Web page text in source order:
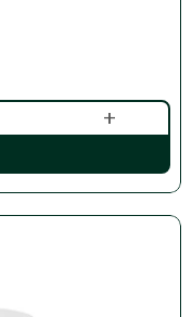
+